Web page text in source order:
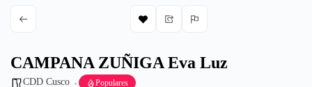
CAMPANA ZUÑIGA Eva Luz
CDD Cusco Populares